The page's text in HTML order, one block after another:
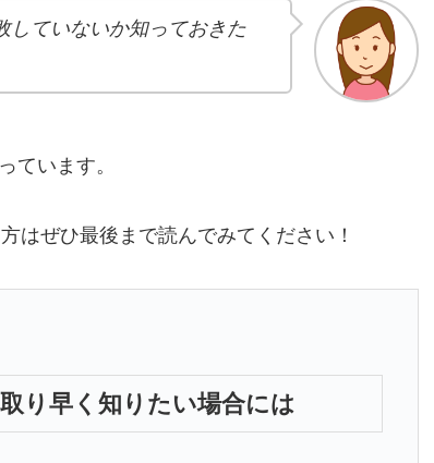
していないか知っておきた
ています。
はぜひ最後まで読んでみてください！
り早く知りたい場合には